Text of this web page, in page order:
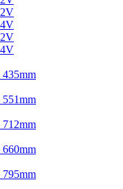
435mm
551mm
712mm
660mm
795mm